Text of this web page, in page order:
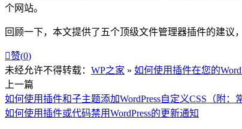
个网站。
回顾一下，本文提供了五个顶级文件管理器插件的建
赞(0)
未经允许不得转载： WP之家 » 如何使用插件在您的
上一篇
如何使用插件和子主题添加WordPress自定义CSS（附：
如何使用插件或代码禁用WordPress的更新通知